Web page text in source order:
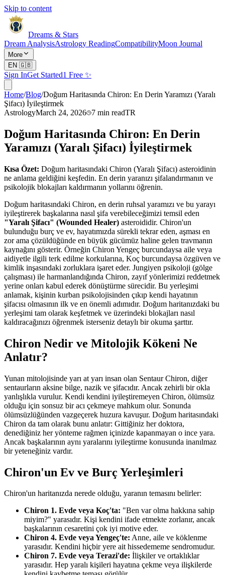
Skip to content
Dreams & Stars
Dream AnalysisAstrology ReadingCompatibilityMoon Journal
More
EN 🇬🇧
Sign InGet Started1 Free ✨
Home/Blog/Doğum Haritasında Chiron: En Derin Yaramızı (Yaralı
Şifacı) İyileştirmek
AstrologyMarch 24, 2026 7 min readTR
Doğum Haritasında Chiron: En Derin
Yaramızı (Yaralı Şifacı) İyileştirmek
Kısa Özet: Doğum haritasındaki Chiron (Yaralı Şifacı) asteroidinin
ne anlama geldiğini keşfedin. En derin yaranızı şifalandırmanın ve
psikolojik blokajları kaldırmanın yollarını öğrenin.
Doğum haritasındaki Chiron, en derin ruhsal yaramızı ve bu yarayı
iyileştirerek başkalarına nasıl şifa verebileceğimizi temsil eden
"Yaralı Şifacı" (Wounded Healer) asteroididir. Chiron'un
bulunduğu burç ve ev, hayatımızda sürekli tekrar eden, aşması en
zor ama çözüldüğünde en büyük gücümüz haline gelen travmanın
kaynağını gösterir. Örneğin Chiron Yengeç burcundaysa aile veya
aidiyetle ilgili terk edilme korkularına, Koç burcundaysa özgüven ve
kimlik inşasındaki zorluklara işaret eder. Jungiyen psikoloji (gölge
çalışması) ile harmanlandığında Chiron, zayıf yönlerimizi reddetmek
yerine onları kabul ederek dönüştürme sürecidir. Bu yerleşimi
anlamak, kişinin kurban psikolojisinden çıkıp kendi hayatının
şifacısı olmasının ilk ve en önemli adımıdır. Doğum haritanızdaki bu
yerleşimi tam olarak keşfetmek ve üzerindeki blokajları nasıl
kaldıracağınızı öğrenmek isterseniz detaylı bir okuma şarttır.
Chiron Nedir ve Mitolojik Kökeni Ne
Anlatır?
Yunan mitolojisinde yarı at yarı insan olan Sentaur Chiron, diğer
sentaurların aksine bilge, nazik ve şifacıdır. Ancak zehirli bir okla
yanlışlıkla vurulur. Kendi kendini iyileştiremeyen Chiron, ölümsüz
olduğu için sonsuz bir acı çekmeye mahkum olur. Sonunda
ölümsüzlüğünden vazgeçerek huzura kavuşur. Doğum haritasındaki
Chiron da tam olarak bunu anlatır: Gittiğiniz her doktora,
denediğiniz her yönteme rağmen içinizde kapanmayan o ince yara.
Ancak başkalarının aynı yaralarını iyileştirme konusunda inanılmaz
bir yeteneğiniz vardır.
Chiron'un Ev ve Burç Yerleşimleri
Chiron'un haritanızda nerede olduğu, yaranın temasını belirler:
Chiron 1. Evde veya Koç'ta: "Ben var olma hakkına sahip
miyim?" yarasıdır. Kişi kendini ifade etmekte zorlanır, ancak
başkalarının cesaretini çok iyi motive eder.
Chiron 4. Evde veya Yengeç'te: Anne, aile ve köklenme
yarasıdır. Kendini hiçbir yere ait hissedememe sendromudur.
Chiron 7. Evde veya Terazi'de: İlişkiler ve ortaklıklar
yarasıdır. Hep yaralı kişileri hayatına çekme veya ilişkilerde